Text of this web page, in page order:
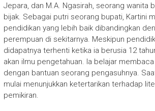
Jepara, dan M.A. Ngasirah, seorang wanita
bijak. Sebagai putri seorang bupati, Kartini
pendidikan yang lebih baik dibandingkan
perempuan di sekitarnya. Meskipun
didapatnya terhenti ketika ia berusia 12
akan ilmu pengetahuan. Ia belajar
dengan bantuan seorang pengasuhnya.
mulai menunjukkan ketertarikan terhadap
pemikiran.